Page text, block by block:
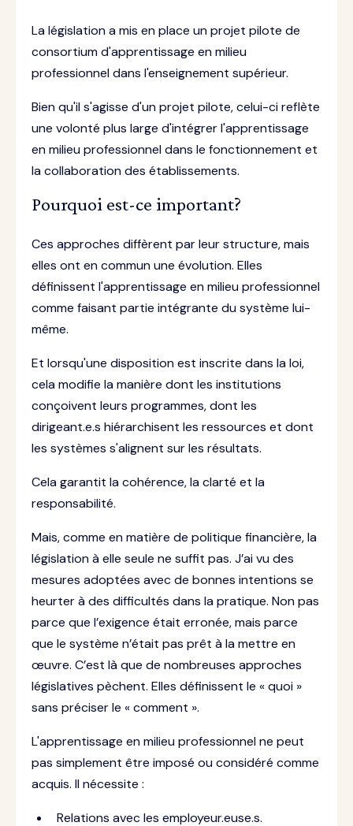
La législation a mis en place un projet pilote de
consortium d'apprentissage en milieu
professionnel dans l'enseignement supérieur.
Bien qu'il s'agisse d'un projet pilote, celui-ci reflète
une volonté plus large d'intégrer l'apprentissage
en milieu professionnel dans le fonctionnement et
la collaboration des établissements.
Pourquoi est-ce important?
Ces approches diffèrent par leur structure, mais
elles ont en commun une évolution. Elles
définissent l'apprentissage en milieu professionnel
comme faisant partie intégrante du système lui-
même.
Et lorsqu'une disposition est inscrite dans la loi,
cela modifie la manière dont les institutions
conçoivent leurs programmes, dont les
dirigeant.e.s hiérarchisent les ressources et dont
les systèmes s'alignent sur les résultats.
Cela garantit la cohérence, la clarté et la
responsabilité.
Mais, comme en matière de politique financière, la
législation à elle seule ne suffit pas. J’ai vu des
mesures adoptées avec de bonnes intentions se
heurter à des difficultés dans la pratique. Non pas
parce que l’exigence était erronée, mais parce
que le système n’était pas prêt à la mettre en
œuvre. C’est là que de nombreuses approches
législatives pèchent. Elles définissent le « quoi »
sans préciser le « comment ».
L'apprentissage en milieu professionnel ne peut
pas simplement être imposé ou considéré comme
acquis. Il nécessite :
Relations avec les employeur.euse.s.